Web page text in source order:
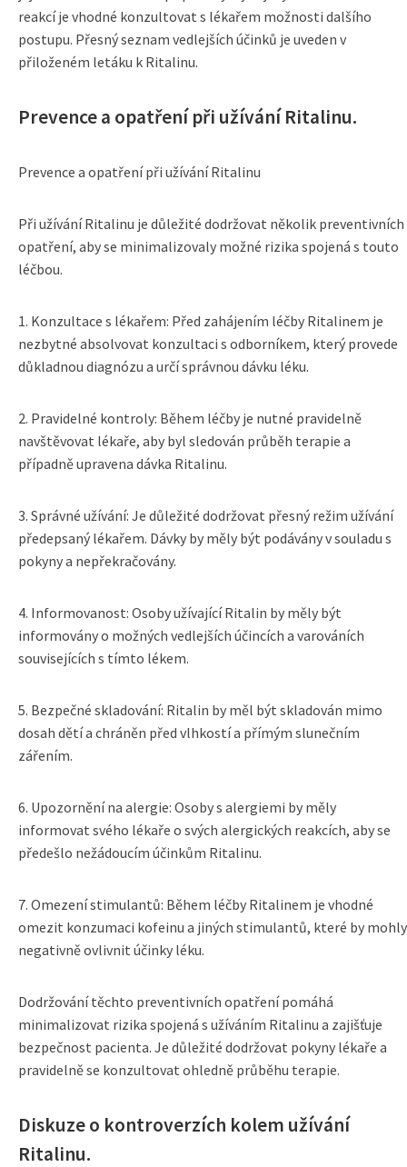
reakcí je vhodné konzultovat s lékařem možnosti dalšího
postupu. Přesný seznam vedlejších účinků je uveden v
přiloženém letáku k Ritalinu.
Prevence a opatření při užívání Ritalinu.
Prevence a opatření při užívání Ritalinu
Při užívání Ritalinu je důležité dodržovat několik preventivních
opatření, aby se minimalizovaly možné rizika spojená s touto
léčbou.
1. Konzultace s lékařem: Před zahájením léčby Ritalinem je
nezbytné absolvovat konzultaci s odborníkem, který provede
důkladnou diagnózu a určí správnou dávku léku.
2. Pravidelné kontroly: Během léčby je nutné pravidelně
navštěvovat lékaře, aby byl sledován průběh terapie a
případně upravena dávka Ritalinu.
3. Správné užívání: Je důležité dodržovat přesný režim užívání
předepsaný lékařem. Dávky by měly být podávány v souladu s
pokyny a nepřekračovány.
4. Informovanost: Osoby užívající Ritalin by měly být
informovány o možných vedlejších účincích a varováních
souvisejících s tímto lékem.
5. Bezpečné skladování: Ritalin by měl být skladován mimo
dosah dětí a chráněn před vlhkostí a přímým slunečním
zářením.
6. Upozornění na alergie: Osoby s alergiemi by měly
informovat svého lékaře o svých alergických reakcích, aby se
předešlo nežádoucím účinkům Ritalinu.
7. Omezení stimulantů: Během léčby Ritalinem je vhodné
omezit konzumaci kofeinu a jiných stimulantů, které by mohly
negativně ovlivnit účinky léku.
Dodržování těchto preventivních opatření pomáhá
minimalizovat rizika spojená s užíváním Ritalinu a zajišťuje
bezpečnost pacienta. Je důležité dodržovat pokyny lékaře a
pravidelně se konzultovat ohledně průběhu terapie.
Diskuze o kontroverzích kolem užívání
Ritalinu.